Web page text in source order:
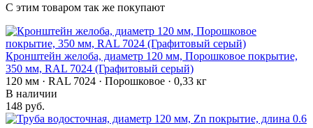
С этим товаром так же покупают
Кронштейн желоба, диаметр 120 мм, Порошковое покрытие,
350 мм, RAL 7024 (Графитовый серый)
120 мм · RAL 7024 · Порошковое · 0,33 кг
В наличии
148 руб.